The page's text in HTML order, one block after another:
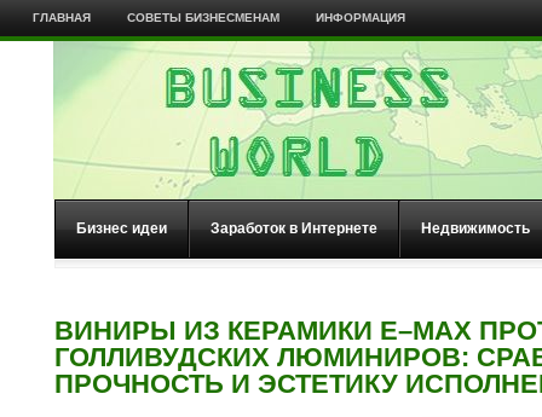
ГЛАВНАЯ СОВЕТЫ БИЗНЕСМЕНАМ ИНФОРМАЦИЯ
Бизнес идеи Заработок в Интернете Недвижимость
ВИНИРЫ ИЗ КЕРАМИКИ Е–MAX
ГОЛЛИВУДСКИХ ЛЮМИНИРОВ:
ПРОЧНОСТЬ И ЭСТЕТИКУ